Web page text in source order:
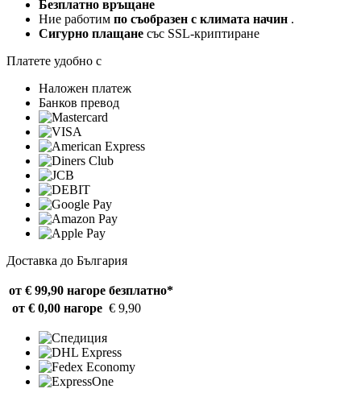
Безплатно връщане
Ние работим по съобразен с климата начин .
Сигурно плащане със SSL-криптиране
Платете удобно с
Наложен платеж
Банков превод
Доставка до България
от € 99,90 нагоре безплатно*
от € 0,00 нагоре € 9,90